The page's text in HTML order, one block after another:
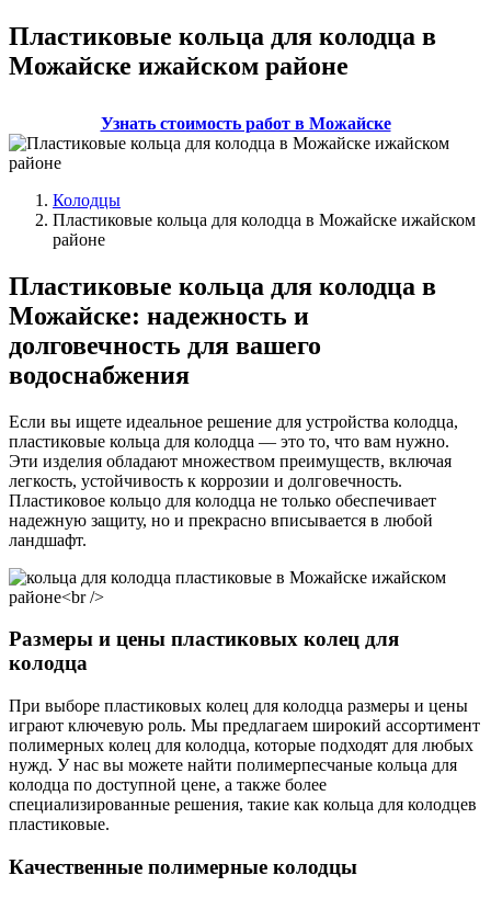
Пластиковые кольца для колодца в
Можайске ижайском районе
Узнать стоимость работ в Можайске
Колодцы
Пластиковые кольца для колодца в Можайске ижайском
районе
Пластиковые кольца для колодца в
Можайске: надежность и
долговечность для вашего
водоснабжения
Если вы ищете идеальное решение для устройства колодца,
пластиковые кольца для колодца — это то, что вам нужно.
Эти изделия обладают множеством преимуществ, включая
легкость, устойчивость к коррозии и долговечность.
Пластиковое кольцо для колодца не только обеспечивает
надежную защиту, но и прекрасно вписывается в любой
ландшафт.
Размеры и цены пластиковых колец для
колодца
При выборе пластиковых колец для колодца размеры и цены
играют ключевую роль. Мы предлагаем широкий ассортимент
полимерных колец для колодца, которые подходят для любых
нужд. У нас вы можете найти полимерпесчаные кольца для
колодца по доступной цене, а также более
специализированные решения, такие как кольца для колодцев
пластиковые.
Качественные полимерные колодцы